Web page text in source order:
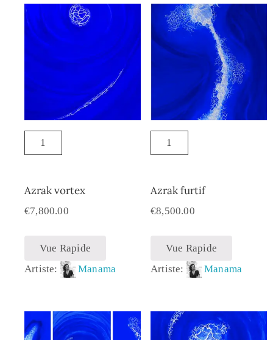
Azrak vortex
€7,800.00
Vue Rapide
Artiste:
Manama
Azrak furtif
€8,500.00
Vue Rapide
Artiste:
Manama